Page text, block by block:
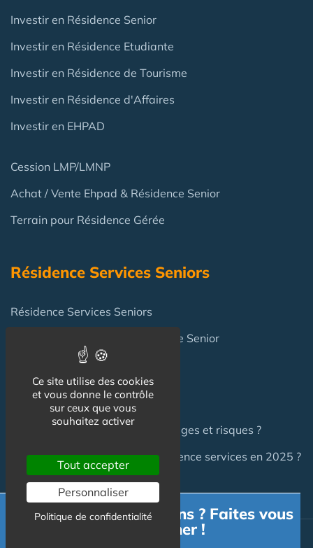
Investir en Résidence Senior
Investir en Résidence Etudiante
Investir en Résidence de Tourisme
Investir en Résidence d'Affaires
Investir en EHPAD
Cession LMP/LMNP
Achat / Vente Ehpad & Résidence Senior
Terrain pour Résidence Gérée
Résidence Services Seniors
Résidence Services Seniors
en Résidence Senior
FAQ
Investir en Résidence Senior : pièges et risques ?
Investir en LMNP dans une résidence services en 2025 ?
Besoin d'informations ? Faites vous
accompagner !
Ce site utilise des cookies
et vous donne le contrôle
sur ceux que vous
souhaitez activer
Tout accepter
Personnaliser
Politique de confidentialité